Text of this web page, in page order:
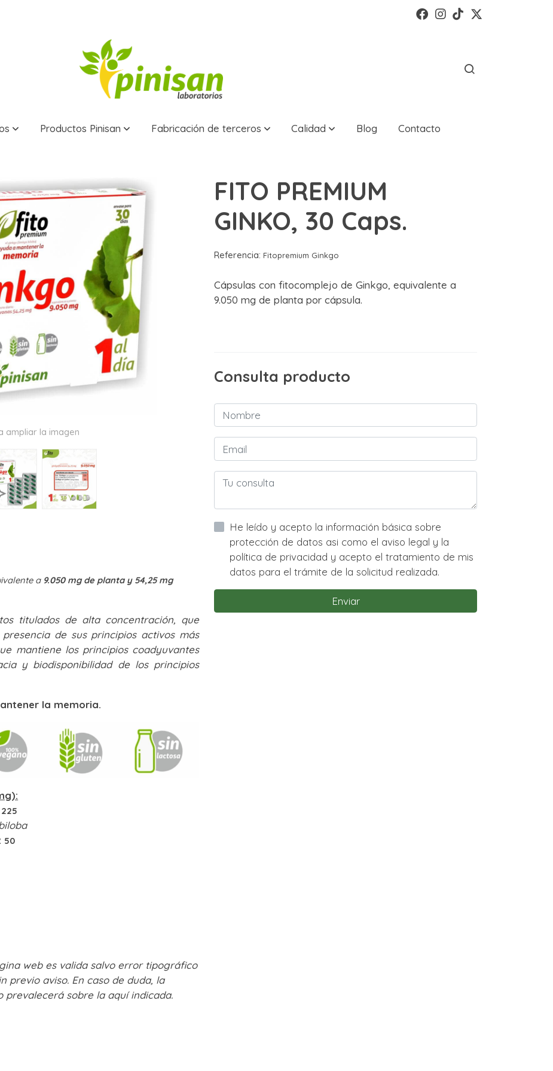
Productos Pinisan Fabricación de terceros Calidad Blog
Contacto
ampliar la imagen
a 9.050 mg de planta y 54,25 mg
titulados de alta concentración, que
de sus principios activos más
mantiene los principios coadyuvantes
y biodisponibilidad de los principios
la memoria.
225
: 50
web es valida salvo error tipográfico
previo aviso. En caso de duda, la
sobre la aquí indicada.
FITO PREMIUM
GINKO, 30 Caps.
Referencia: Fitopremium Ginkgo
Cápsulas con fitocomplejo de Ginkgo, equivalente a
9.050 mg de planta por cápsula.
Consulta producto
He leído y acepto la información básica sobre
protección de datos asi como el aviso legal y la
política de privacidad y acepto el tratamiento de mis
datos para el trámite de la solicitud realizada.
Enviar